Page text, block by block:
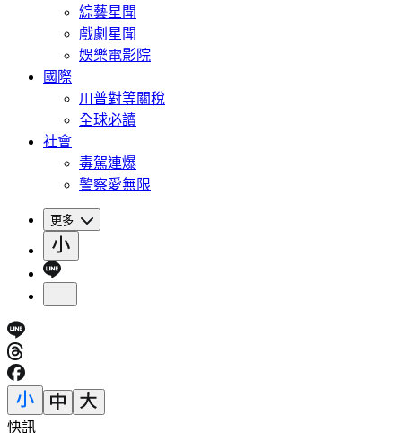
綜藝星聞
戲劇星聞
娛樂電影院
國際
川普對等關稅
全球必讀
社會
毒駕連爆
警察愛無限
更多
快訊